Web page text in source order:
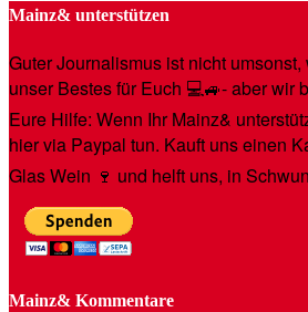
Mainz& unterstützen
Guter Journalismus ist nicht
unser Bestes für Euch 💻🚙- aber wir
Eure Hilfe: Wenn Ihr Mainz&
hier via Paypal tun. Kauft uns einen
Glas Wein 🍷 und helft uns, in
Mainz& Kommentare